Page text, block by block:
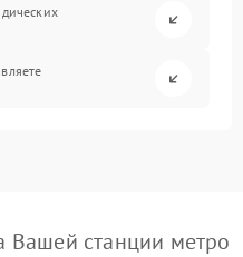
Вашей станции метро